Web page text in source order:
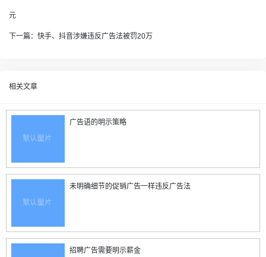
元
下一篇： 快手、抖音涉嫌违反广告法被罚20万
相关文章
广告语的明示策略
未明确细节的促销广告一样违反广告法
招聘广告需要明示薪金